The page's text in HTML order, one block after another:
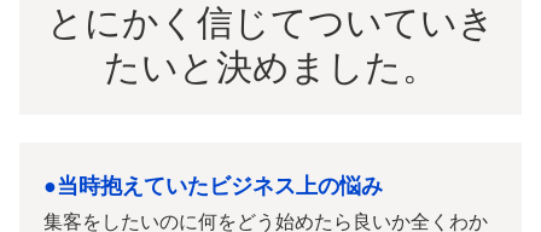
とにかく信じてついていき
たいと決めました。
●当時抱えていたビジネス上の悩み
集客をしたいのに何をどう始めたら良いか全くわか